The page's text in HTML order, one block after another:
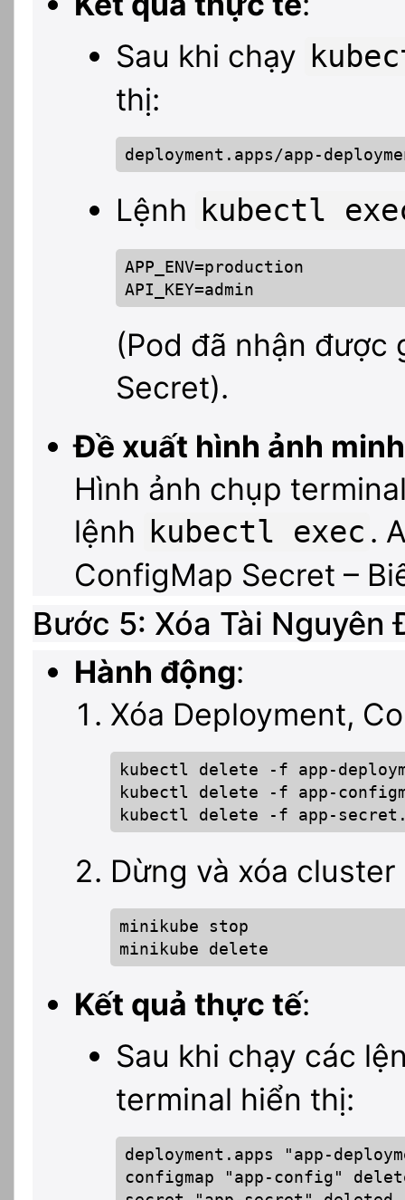
Sau khi chạy
thị:
deployment.apps/app-
Lệnh kubectl
APP_ENV=production
API_KEY=admin
(Pod đã nhận được
Secret).
Đề xuất hình ảnh
Hình ảnh chụp
lệnh kubectl exec .
ConfigMap Secret –
Bước 5: Xóa Tài Nguyên
Hành động:
Xóa Deployment,
kubectl delete -f app-
kubectl delete -f app-
kubectl delete -f app-
Dừng và xóa
minikube stop
minikube delete
Kết quả thực tế:
Sau khi chạy các
terminal hiển thị:
deployment.apps "app-
configmap "app-config"